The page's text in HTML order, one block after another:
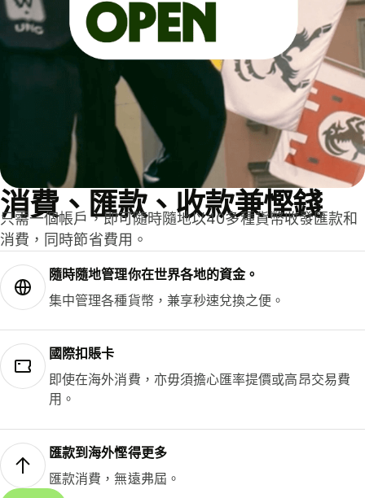
消費、匯款、收款兼慳錢
只需一個帳戶，即可隨時隨地以40多種貨幣收發匯款和
消費，同時節省費用。
隨時隨地管理你在世界各地的資金。
集中管理各種貨幣，兼享秒速兌換之便。
國際扣賬卡
即使在海外消費，亦毋須擔心匯率提價或高昂交易費
用。
匯款到海外慳得更多
匯款消費，無遠弗屆。